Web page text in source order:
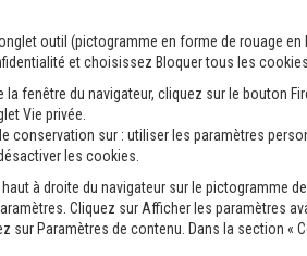
outil (pictogramme en forme de rouage
et choisissez Bloquer tous les
la fenêtre du navigateur, cliquez sur le bouton
Vie privée.
conservation sur : utiliser les paramètres
les cookies.
à droite du navigateur sur le pictogramme
Cliquez sur Afficher les paramètres
sur Paramètres de contenu. Dans la section «